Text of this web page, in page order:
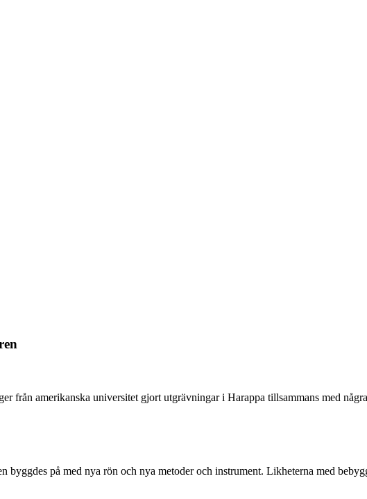
från amerikanska universitet gjort utgrävningar i Harappa tillsammans med
byggdes på med nya rön och nya metoder och instrument. Likheterna med